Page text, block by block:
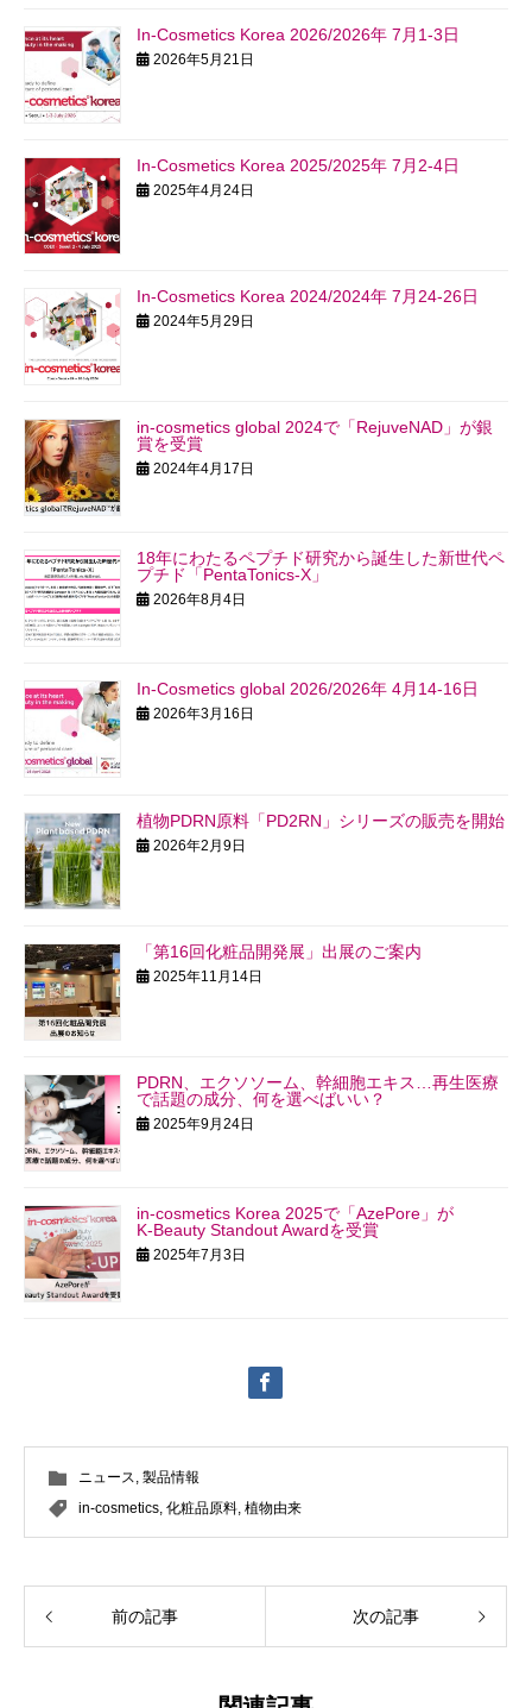
In-Cosmetics Korea 2026/2026年 7月1-3日
2026年5月21日
In-Cosmetics Korea 2025/2025年 7月2-4日
2025年4月24日
In-Cosmetics Korea 2024/2024年 7月24-26日
2024年5月29日
in-cosmetics global 2024で「RejuveNAD」が銀
賞を受賞
2024年4月17日
18年にわたるペプチド研究から誕生した新世代ペ
プチド「PentaTonics-X」
2026年8月4日
In-Cosmetics global 2026/2026年 4月14-16日
2026年3月16日
植物PDRN原料「PD2RN」シリーズの販売を開始
2026年2月9日
「第16回化粧品開発展」出展のご案内
2025年11月14日
PDRN、エクソソーム、幹細胞エキス…再生医療
で話題の成分、何を選べばいい？
2025年9月24日
in-cosmetics Korea 2025で「AzePore」が
K‑Beauty Standout Awardを受賞
2025年7月3日
ニュース, 製品情報
in-cosmetics, 化粧品原料, 植物由来
前の記事 次の記事